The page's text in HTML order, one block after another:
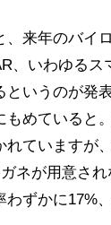
、来年のバイ
、いわゆるス
というのが発
もめていると
れていますが
ネが用意さ
わずかに17%